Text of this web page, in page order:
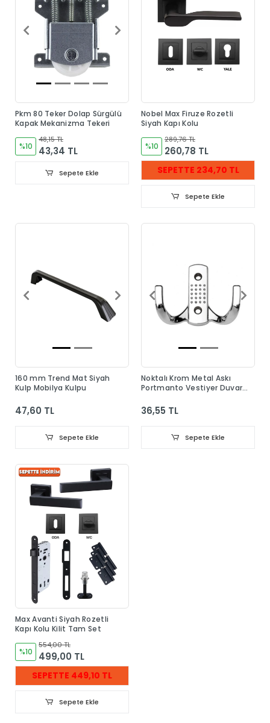
Pkm 80 Teker Dolap Sürgülü
Kapak Mekanizma Tekeri
%10
48,15 TL
43,34 TL
Sepete Ekle
Nobel Max Firuze Rozetli
Siyah Kapı Kolu
%10
289,76 TL
260,78 TL
SEPETTE 234,70 TL
Sepete Ekle
160 mm Trend Mat Siyah
Kulp Mobilya Kulpu
47,60 TL
Sepete Ekle
Noktalı Krom Metal Askı
Portmanto Vestiyer Duvar
36,55 TL
Sepete Ekle
Max Avanti Siyah Rozetli
Kapı Kolu Kilit Tam Set
%10
554,00 TL
499,00 TL
SEPETTE 449,10 TL
Sepete Ekle